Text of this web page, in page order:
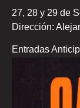
27, 28 y 29 de
Dirección:
Entradas